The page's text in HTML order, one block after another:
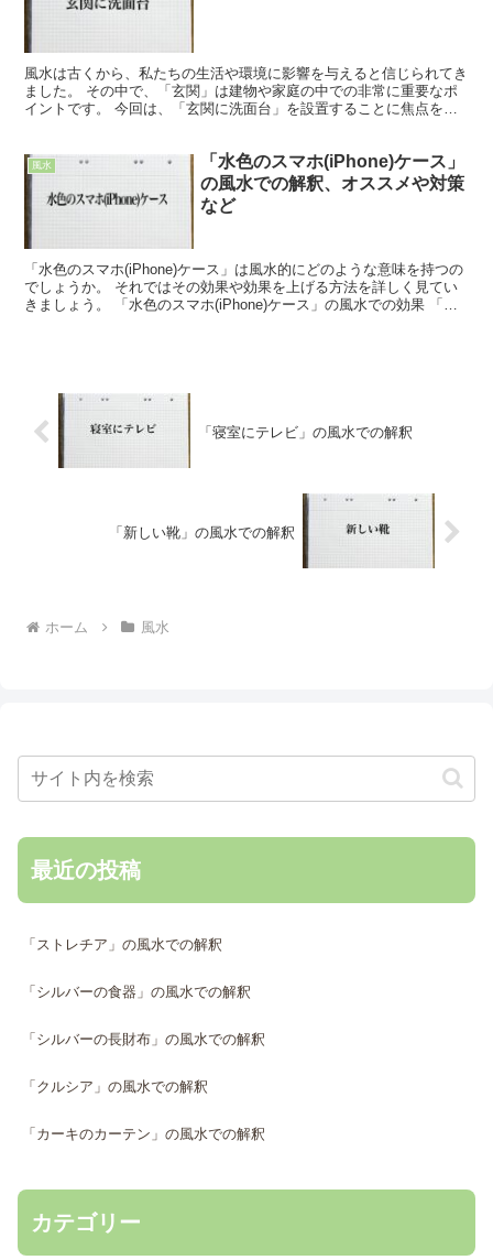
風水は古くから、私たちの生活や環境に影響を与えると信じられてき
ました。 その中で、「玄関」は建物や家庭の中での非常に重要なポ
イントです。 今回は、「玄関に洗面台」を設置することに焦点を当
風水
「水色のスマホ(iPhone)ケース」
の風水での解釈、オススメや対策
など
「水色のスマホ(iPhone)ケース」は風水的にどのような意味を持つの
でしょうか。 それではその効果や効果を上げる方法を詳しく見てい
きましょう。 「水色のスマホ(iPhone)ケース」の風水での効果 「水
「寝室にテレビ」の風水での解釈
「新しい靴」の風水での解釈
ホーム 風水
最近の投稿
「ストレチア」の風水での解釈
「シルバーの食器」の風水での解釈
「シルバーの長財布」の風水での解釈
「クルシア」の風水での解釈
「カーキのカーテン」の風水での解釈
カテゴリー